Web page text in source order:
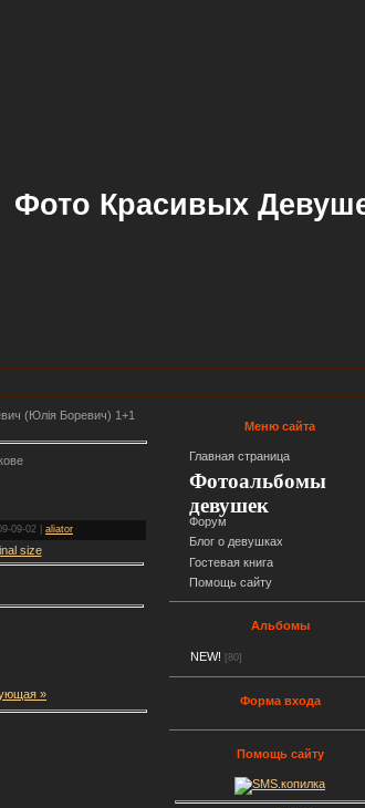
Фото Красивых
(Юлія Боревич) 1+1
09-02 | aliator
size
»
Меню сайта
Главная страница
Фотоальбомы
девушек
Форум
Блог о девушках
Гостевая книга
Помощь сайту
Альбомы
NEW! [80]
Форма входа
Помощь сайту